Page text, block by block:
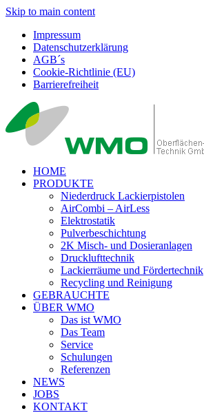
Skip to main content
Impressum
Datenschutzerklärung
AGB´s
Cookie-Richtlinie (EU)
Barrierefreiheit
HOME
PRODUKTE
Niederdruck Lackierpistolen
AirCombi – AirLess
Elektrostatik
Pulverbeschichtung
2K Misch- und Dosieranlagen
Drucklufttechnik
Lackierräume und Fördertechnik
Recycling und Reinigung
GEBRAUCHTE
ÜBER WMO
Das ist WMO
Das Team
Service
Schulungen
Referenzen
NEWS
JOBS
KONTAKT